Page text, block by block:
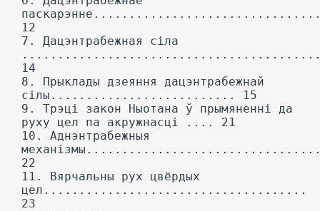
12
7. Дацэнтрабежная сіла
14
8. Прыклады дзеяння дацэнтрабежнай
сілы.......................... 15
9. Трэці закон Ныотана ў прымяненні да
руху цел па акружнасці .... 21
10. Аднэнтрабежныя
22
11. Вярчальны рух цвёрдых
цел.....................................
23